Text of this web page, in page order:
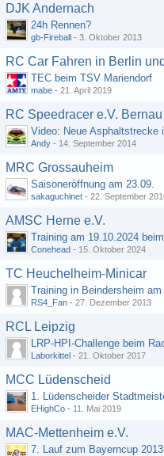
DJK Andernach
24h Rennen?
gb-Fireball - 3. Oktober 2013
RC Car Fahren in Berlin
TEC beim TSV Mariendorf
mabe - 21. April 2019
RC Speedracer e.V. Bernau
Video: Neue Asphaltstrecke
Andy - 14. September 2014
MRC Grossauheim
Saisoneröffnung am 23.09.
sakaguchinet - 22. September
AMSC Herne e.V.
Training am 19.10.2024
Conehead - 15. Oktober 2024
TC Heuchelheim-Minicar
Training in Beindersheim
RS4_Fan - 27. Dezember 2013
RCL Leipzig
LRP-HPI-Challenge beim
Laborkittel - 21. Oktober 2017
MCC Lüdenscheid
1. Lüdenscheider
EHighCo - 11. Mai 2019
MAC-Mettenheim e.V.
7. Lauf zum Bayerncup